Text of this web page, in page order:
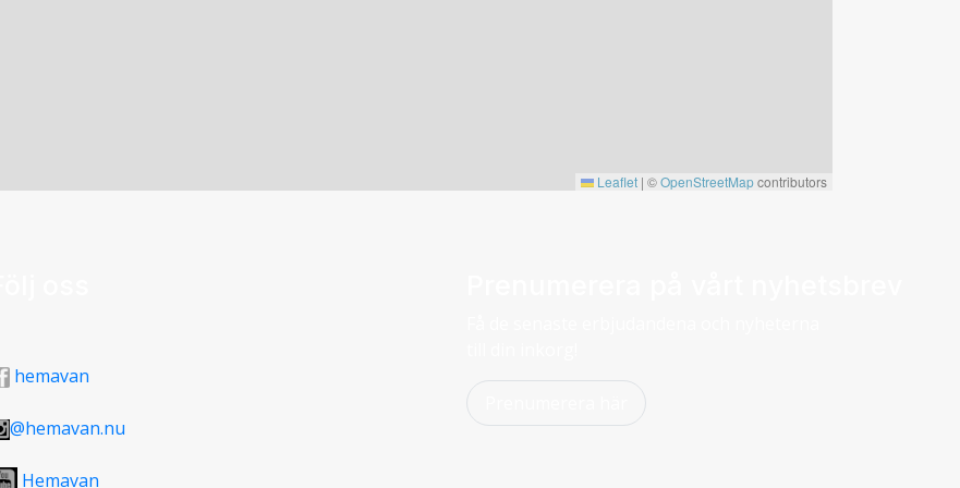
Leaflet | ©OpenStreetMapcontributors
hemavan
@hemavan.nu
Hemavan